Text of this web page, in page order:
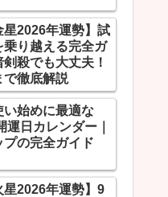
星2026年運勢】試
乗り越える完全ガ
殺でも大丈夫！
で徹底解説
い始めに最適な
運日カレンダー｜
プの完全ガイド
星2026年運勢】9